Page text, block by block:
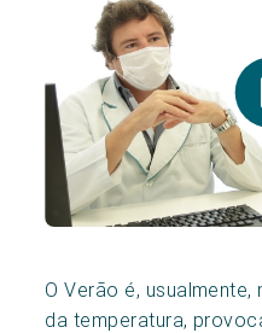
O Verão é,
da temperatura,